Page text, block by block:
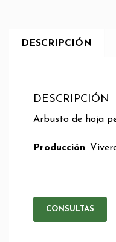
DESCRIPCIÓN
DESCRIPCIÓN
Arbusto de hoja
Producción:
CONSULTAS